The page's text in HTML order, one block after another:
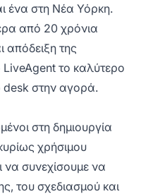
ένα στη Νέα Υόρκη.
από 20 χρόνια
απόδειξη της
το καλύτερο
desk στην αγορά.
στη δημιουργία
χρήσιμου
να συνεχίσουμε να
του σχεδιασμού και